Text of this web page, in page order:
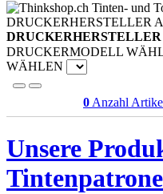
Tinten- und
DRUCKERHERSTELLER
DRUCKERHERSTELLER
DRUCKERMODELL
WÄHLEN
0 Anzahl
Unsere